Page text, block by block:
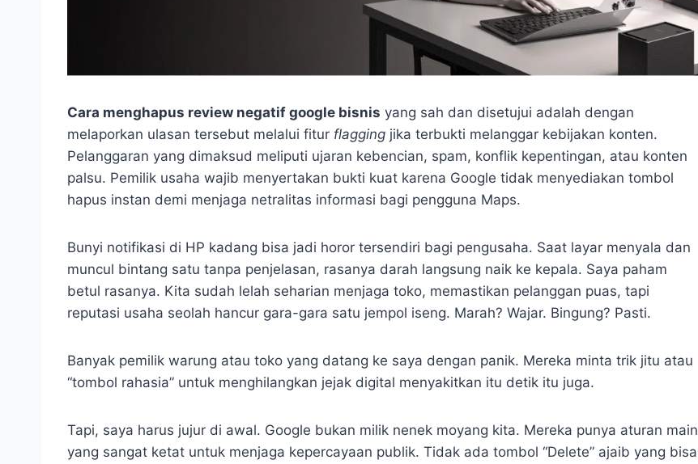
Cara menghapus review negatif google bisnis yang sah dan disetujui adalah dengan
melaporkan ulasan tersebut melalui fitur flagging jika terbukti melanggar kebijakan konten.
Pelanggaran yang dimaksud meliputi ujaran kebencian, spam, konflik kepentingan, atau konten
palsu. Pemilik usaha wajib menyertakan bukti kuat karena Google tidak menyediakan tombol
hapus instan demi menjaga netralitas informasi bagi pengguna Maps.
Bunyi notifikasi di HP kadang bisa jadi horor tersendiri bagi pengusaha. Saat layar menyala dan
muncul bintang satu tanpa penjelasan, rasanya darah langsung naik ke kepala. Saya paham
betul rasanya. Kita sudah lelah seharian menjaga toko, memastikan pelanggan puas, tapi
reputasi usaha seolah hancur gara-gara satu jempol iseng. Marah? Wajar. Bingung? Pasti.
Banyak pemilik warung atau toko yang datang ke saya dengan panik. Mereka minta trik jitu atau
“tombol rahasia” untuk menghilangkan jejak digital menyakitkan itu detik itu juga.
Tapi, saya harus jujur di awal. Google bukan milik nenek moyang kita. Mereka punya aturan main
yang sangat ketat untuk menjaga kepercayaan publik. Tidak ada tombol “Delete” ajaib yang bisa